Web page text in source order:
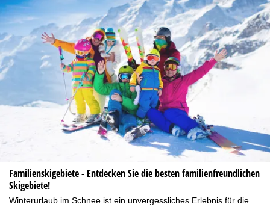
Familienskigebiete - Entdecken Sie die besten familienfreundlichen
Skigebiete!
Winterurlaub im Schnee ist ein unvergessliches Erlebnis für die